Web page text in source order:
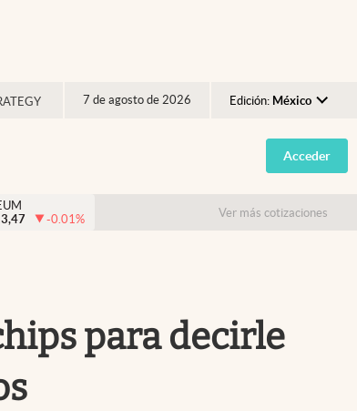
7 de agosto de 2026 Edición: México
Argentina
España
USA
Acceder
-0.01% Ver más cotizaciones
para decirle